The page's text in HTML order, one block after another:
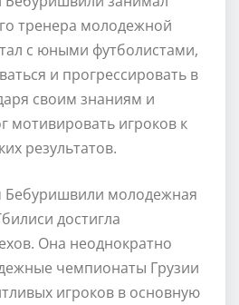
тренера молодежной
с юными футболистами,
и прогрессировать в
своим знаниям и
мотивировать игроков к
результатов.
Бебуришвили молодежная
достигла
Она неоднократно
чемпионаты Грузии
игроков в основную